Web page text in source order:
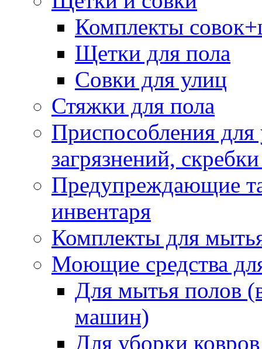
Комплекты
Щетки для пола
Совки для улиц
Стяжки для пола
Приспособления
загрязнений,
Предупреждающие
инвентаря
Комплекты для
Моющие средства
Для мытья полов
машин)
Для уборки